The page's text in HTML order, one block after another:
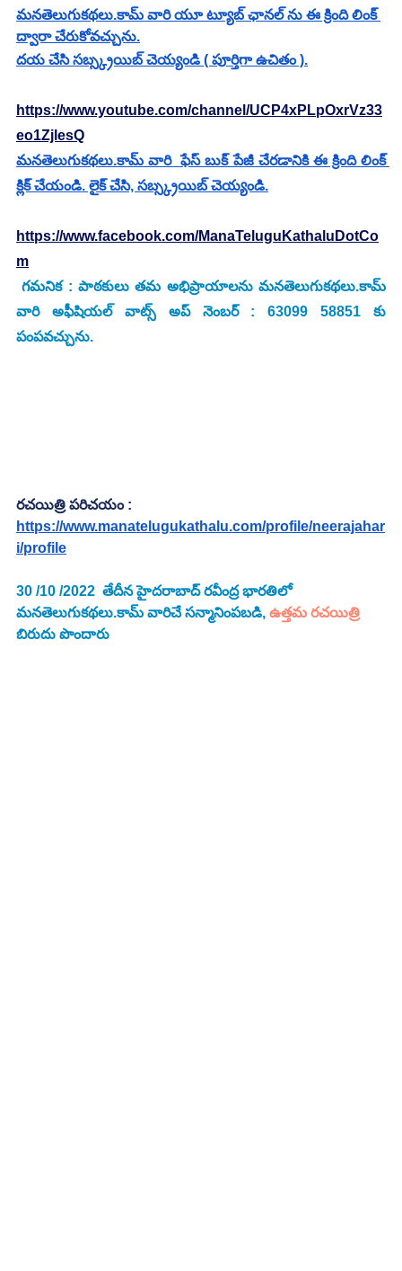
మనతెలుగుకథలు.కామ్ వారి యూ ట్యూబ్ ఛానల్ ను ఈ క్రింది లింక్
ద్వారా చేరుకోవచ్చును.
దయ చేసి సబ్స్క్రయిబ్ చెయ్యండి ( పూర్తిగా ఉచితం ).
https://www.youtube.com/channel/UCP4xPLpOxrVz33
eo1ZjlesQ
మనతెలుగుకథలు.కామ్ వారి  ఫేస్ బుక్ పేజీ చేరడానికి ఈ క్రింది లింక్
క్లిక్ చేయండి. లైక్ చేసి, సబ్స్క్రయిబ్ చెయ్యండి.
https://www.facebook.com/ManaTeluguKathaluDotCo
m
గమనిక : పాఠకులు తమ అభిప్రాయాలను మనతెలుగుకథలు.కామ్
వారి అఫీషియల్ వాట్స్ అప్ నెంబర్ : 63099 58851 కు
పంపవచ్చును.
రచయిత్రి పరిచయం :
https://www.manatelugukathalu.com/profile/neerajahar
i/profile
30 /10 /2022  తేదీన హైదరాబాద్ రవీంద్ర భారతిలో
మనతెలుగుకథలు.కామ్ వారిచే సన్మానింపబడి, ఉత్తమ రచయిత్రి
బిరుదు పొందారు